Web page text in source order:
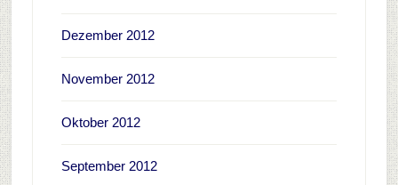
Dezember 2012
November 2012
Oktober 2012
September 2012